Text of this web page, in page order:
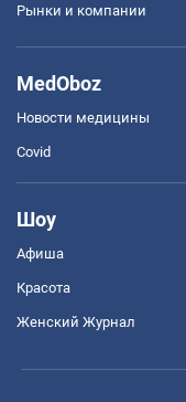
Рынки и компании
MedOboz
Новости медицины
Covid
Шоу
Афиша
Красота
Женский Журнал